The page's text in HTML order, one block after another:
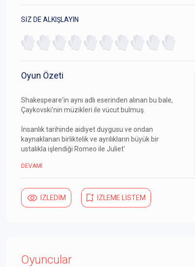
SİZ DE ALKIŞLAYIN
Oyun Özeti
Shakespeare'in aynı adlı eserinden alınan bu bale,
Çaykovski'nin müzikleri ile vücut bulmuş.
İnsanlık tarihinde aidiyet duygusu ve ondan
kaynaklanan birliktelik ve ayrılıkların büyük bir
ustalıkla işlendiği Romeo ile Juliet'
DEVAMI
İZLEDİM İZLEME LİSTEM
Oyuncular